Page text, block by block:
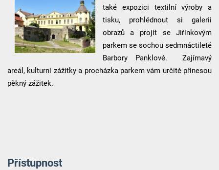
také expozici textilní výroby a
tisku, prohlédnout si galerii
obrazů a projít se Jiřinkovým
parkem se sochou sedmnáctileté
Barbory Panklové. Zajímavý
areál, kulturní zážitky a procházka parkem vám určitě přinesou
pěkný zážitek.
Přístupnost